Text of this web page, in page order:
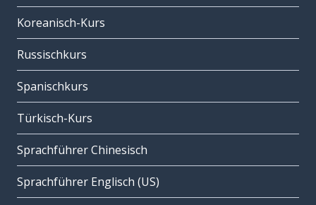
Koreanisch-Kurs
Russischkurs
Spanischkurs
Türkisch-Kurs
Sprachführer Chinesisch
Sprachführer Englisch (US)